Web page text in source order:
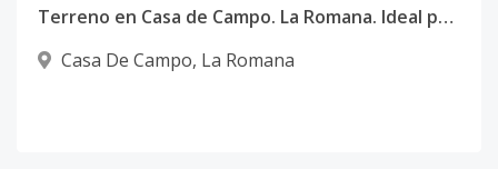
Terreno en Casa de Campo. La Romana. Ideal para villa
Casa De Campo, La Romana